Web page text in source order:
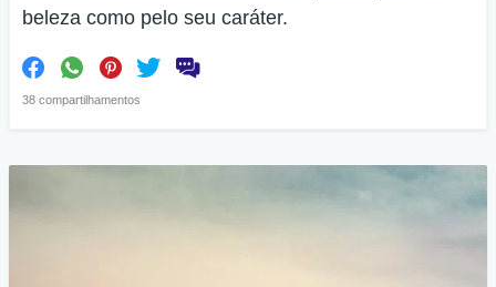
beleza como pelo seu caráter.
38 compartilhamentos